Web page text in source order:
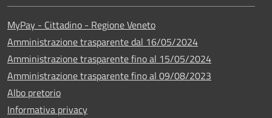
MyPay - Cittadino - Regione Veneto
Amministrazione trasparente dal 16/05/2024
Amministrazione trasparente fino al 15/05/2024
Amministrazione trasparente fino al 09/08/2023
Albo pretorio
Informativa privacy